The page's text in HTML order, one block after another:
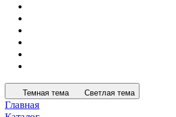
Темная тема Светлая тема
Главная